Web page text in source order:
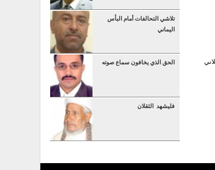
تلاشي التحالفات أمام البأس
اليماني
الحق الذي يخافون سماع صوته
فليشهد الثقلان